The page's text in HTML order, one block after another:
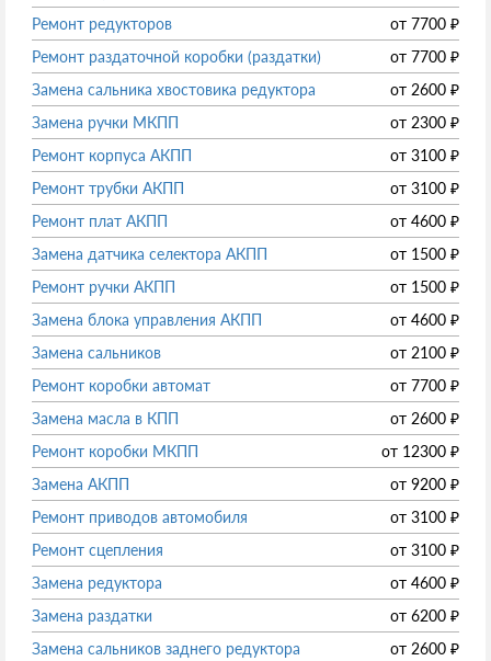
Ремонт редукторов
от 7700 ₽
Ремонт раздаточной коробки (раздатки)
от 7700 ₽
Замена сальника хвостовика редуктора
от 2600 ₽
Замена ручки МКПП
от 2300 ₽
Ремонт корпуса АКПП
от 3100 ₽
Ремонт трубки АКПП
от 3100 ₽
Ремонт плат АКПП
от 4600 ₽
Замена датчика селектора АКПП
от 1500 ₽
Ремонт ручки АКПП
от 1500 ₽
Замена блока управления АКПП
от 4600 ₽
Замена сальников
от 2100 ₽
Ремонт коробки автомат
от 7700 ₽
Замена масла в КПП
от 2600 ₽
Ремонт коробки МКПП
от 12300 ₽
Замена АКПП
от 9200 ₽
Ремонт приводов автомобиля
от 3100 ₽
Ремонт сцепления
от 3100 ₽
Замена редуктора
от 4600 ₽
Замена раздатки
от 6200 ₽
Замена сальников заднего редуктора
от 2600 ₽